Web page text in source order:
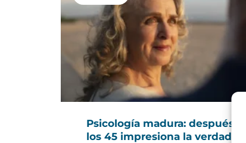
Psicología madura: después de
los 45 impresiona la verdad